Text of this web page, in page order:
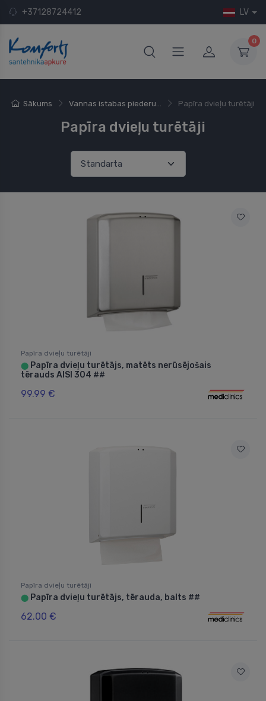
+37128724412 LV
0
Sākums Vannas istabas piederu... Papīra dvieļu turētāji
Papīra dvieļu turētāji
Papīra dvieļu turētāji
⬤ Papīra dvieļu turētājs, matēts nerūsējošais
tērauds AISI 304 ##
99.99 €
Papīra dvieļu turētāji
⬤ Papīra dvieļu turētājs, tērauda, balts ##
62.00 €